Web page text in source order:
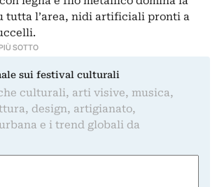
tutta l’area, nidi artificiali pronti a
SOTTO
sui festival culturali
culturali, arti visive, musica,
design, artigianato,
e i trend globali da